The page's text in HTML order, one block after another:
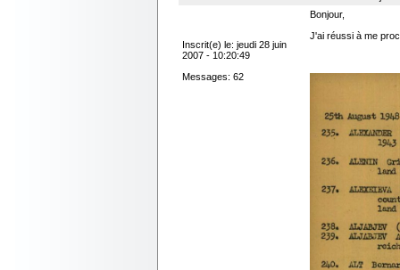
Inscrit(e) le: jeudi 28 juin
2007 - 10:20:49
Messages: 62
Bonjour,
J'ai réussi à me